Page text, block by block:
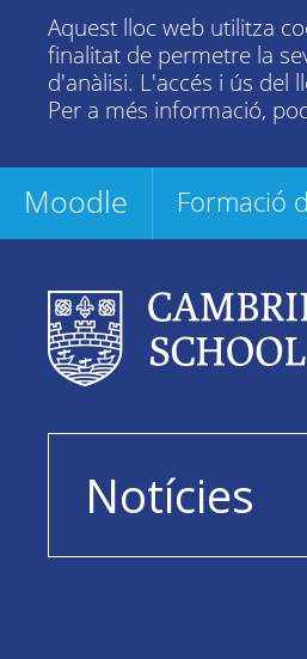
Aquest lloc web utilitza
finalitat de permetre la
d'anàlisi. L'accés i ús del
Per a més informació,
Moodle Formació
Notícies